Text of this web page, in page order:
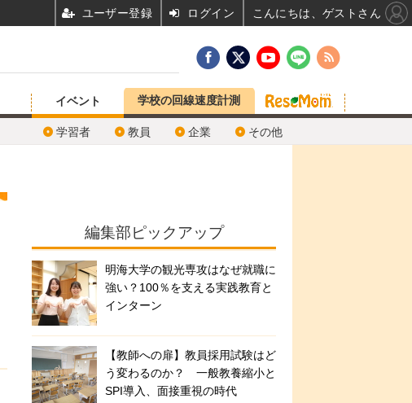
イベント
学習者 教員 企業 その他
学校の回線速度計測
編集部ピックアップ
明海大学の観光専攻はなぜ就職に
強い？100％を支える実践教育と
インターン
【教師への扉】教員採用試験はど
う変わるのか？ 一般教養縮小と
SPI導入、面接重視の時代
ユーザー登録 ログイン こんにちは、ゲストさん